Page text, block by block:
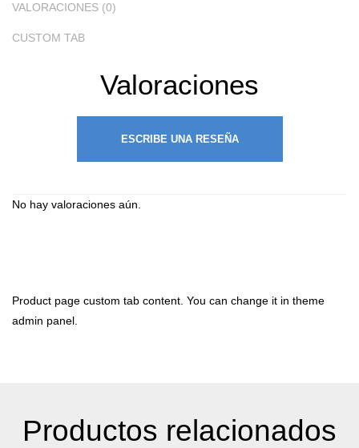
VALORACIONES (0)
CUSTOM TAB
Valoraciones
ESCRIBE UNA RESEÑA
No hay valoraciones aún.
Product page custom tab content. You can change it in theme
admin panel.
Productos relacionados